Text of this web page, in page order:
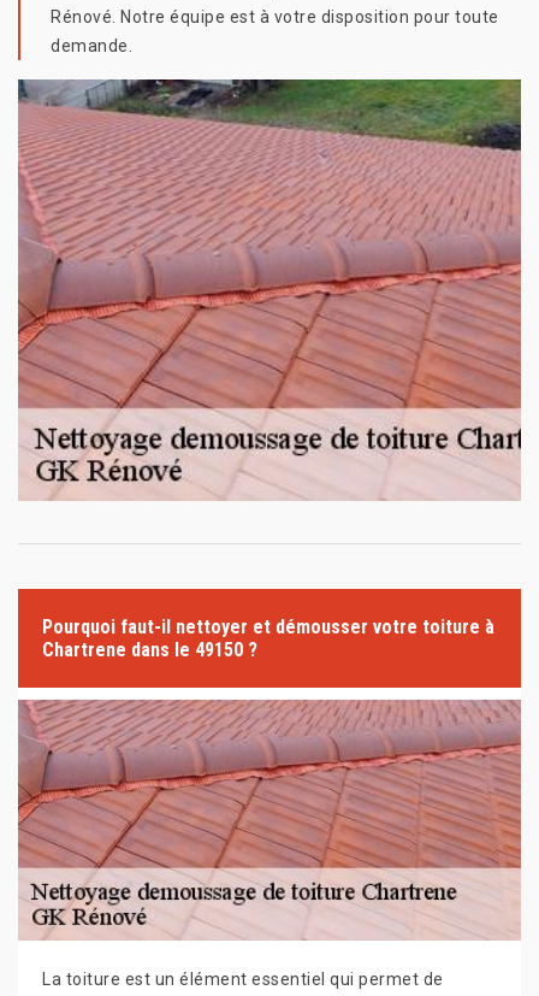
Rénové. Notre équipe est à votre disposition pour toute
demande.
Pourquoi faut-il nettoyer et démousser votre toiture à
Chartrene dans le 49150 ?
La toiture est un élément essentiel qui permet de